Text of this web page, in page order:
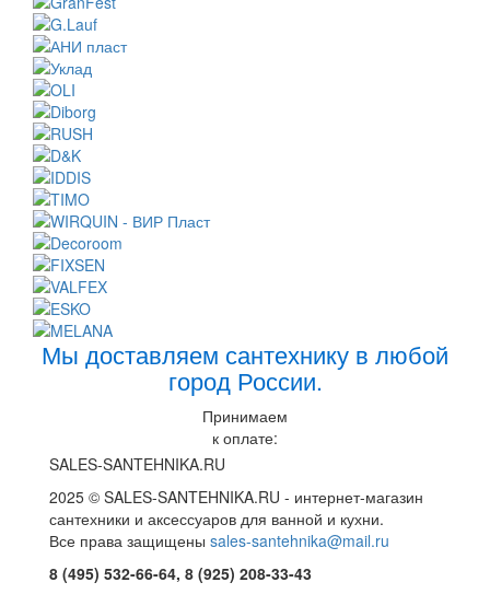
Мы доставляем сантехнику в любой
город России.
Принимаем
к оплате:
SALES-SANTEHNIKA.RU
2025 © SALES-SANTEHNIKA.RU - интернет-магазин
сантехники и аксессуаров для ванной и кухни.
Все права защищены sales-santehnika@mail.ru
8 (495) 532-66-64, 8 (925) 208-33-43